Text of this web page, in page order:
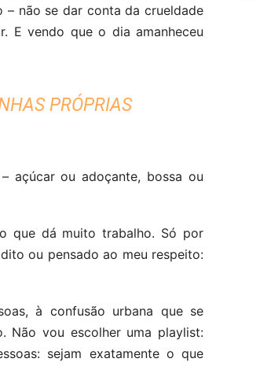
– não se dar conta da crueldade
E vendo que o dia amanheceu
PRÓPRIAS
açúcar ou adoçante, bossa ou
que dá muito trabalho. Só por
ou pensado ao meu respeito:
à confusão urbana que se
Não vou escolher uma playlist:
sejam exatamente o que